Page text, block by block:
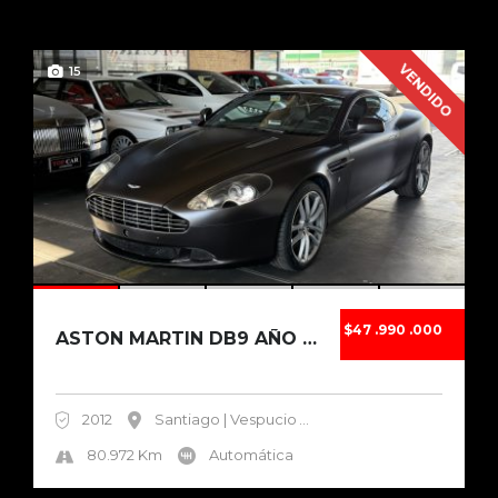
VENDIDO
15
$47 .990 .000
ASTON MARTIN DB9 AÑO 2012
2012 Santiago | Vespucio
80.972 Km
Automática